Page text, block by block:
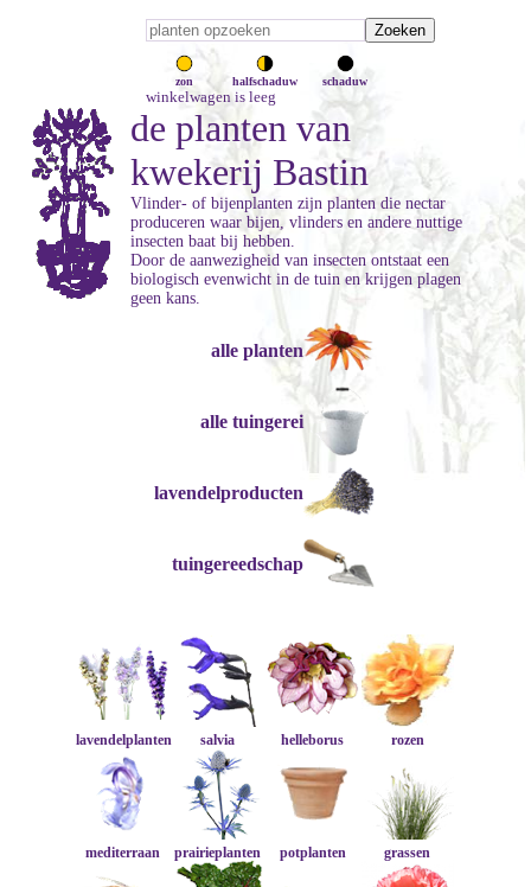
zon halfschaduw schaduw
winkelwagen is leeg
de planten van
kwekerij Bastin
Vlinder- of bijenplanten zijn planten die nectar
produceren waar bijen, vlinders en andere nuttige
insecten baat bij hebben.
Door de aanwezigheid van insecten ontstaat een
biologisch evenwicht in de tuin en krijgen plagen
geen kans.
alle planten
alle tuingerei
lavendelproducten
tuingereedschap
lavendelplanten salvia helleborus rozen
mediterraan prairieplanten potplanten grassen